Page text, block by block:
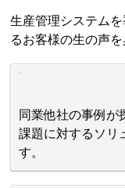
生産管理システム
るお客様の生の声
同業他社の事例が
課題に対するソリ
す。